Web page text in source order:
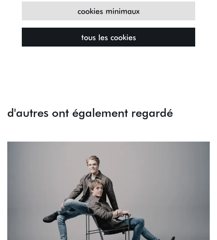
cookies minimaux
tous les cookies
d'autres ont également regardé